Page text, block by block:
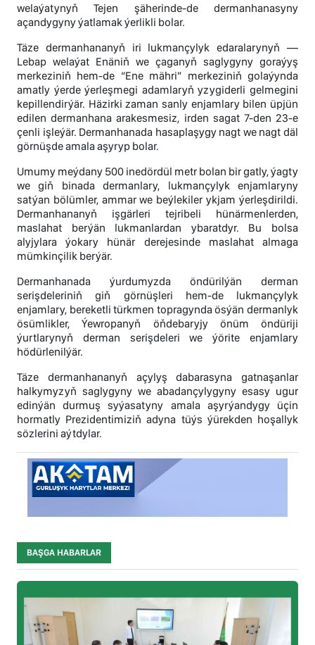
welaýatynyň Tejen şäherinde-de dermanhanasyny
açandygyny ýatlamak ýerlikli bolar.
Täze dermanhananyň iri lukmançylyk edaralarynyň —
Lebap welaýat Enäniň we çaganyň saglygyny goraýyş
merkeziniň hem-de “Ene mähri” merkeziniň golaýynda
amatly ýerde ýerleşmegi adamlaryň yzygiderli gelmegini
kepillendirýär. Häzirki zaman sanly enjamlary bilen üpjün
edilen dermanhana arakesmesiz, irden sagat 7-den 23-e
çenli işleýär. Dermanhanada hasaplaşygy nagt we nagt däl
görnüşde amala aşyryp bolar.
Umumy meýdany 500 inedördül metr bolan bir gatly, ýagty
we giň binada dermanlary, lukmançylyk enjamlaryny
satýan bölümler, ammar we beýlekiler ykjam ýerleşdirildi.
Dermanhananyň işgärleri tejribeli hünärmenlerden,
maslahat berýän lukmanlardan ybaratdyr. Bu bolsa
alyjylara ýokary hünär derejesinde maslahat almaga
mümkinçilik berýär.
Dermanhanada ýurdumyzda öndürilýän derman
serişdeleriniň giň görnüşleri hem-de lukmançylyk
enjamlary, bereketli türkmen topragynda ösýän dermanlyk
ösümlikler, Ýewropanyň öňdebaryjy önüm öndüriji
ýurtlarynyň derman serişdeleri we ýörite enjamlary
hödürlenilýär.
Täze dermanhananyň açylyş dabarasyna gatnaşanlar
halkymyzyň saglygyny we abadançylygyny esasy ugur
edinýän durmuş syýasatyny amala aşyrýandygy üçin
hormatly Prezidentimiziň adyna tüýs ýürekden hoşallyk
sözlerini aýtdylar.
BAŞGA HABARLAR